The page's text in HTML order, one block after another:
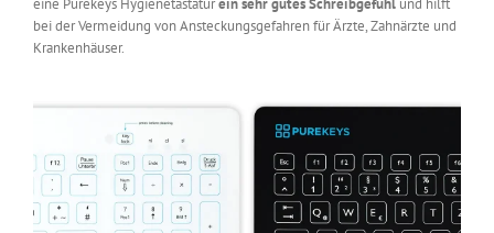
eine Purekeys Hygienetastaturein sehr gutes Schreibgefühlund hilft
bei der Vermeidung von Ansteckungsgefahren für Ärzte, Zahnärzte und
Krankenhäuser.